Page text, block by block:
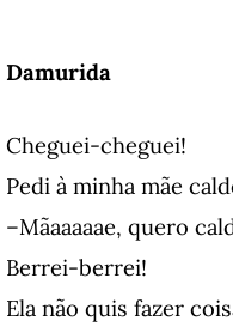
Damurida
Cheguei-cheguei!
Pedi à minha mãe
–Mãaaaaae, quero
Berrei-berrei!
Ela não quis fazer